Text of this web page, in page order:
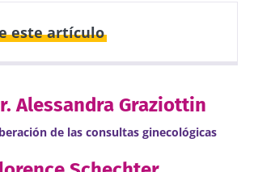
este artículo
Alessandra Graziottin
de las consultas ginecológicas